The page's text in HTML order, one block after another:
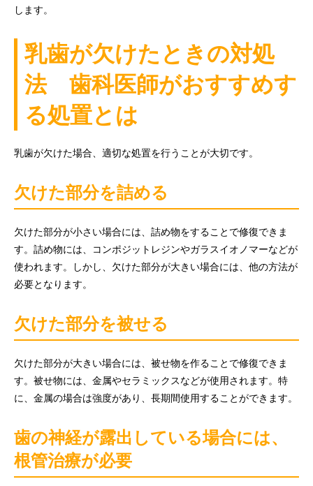
します。
乳歯が欠けたときの対処
法 歯科医師がおすすめす
る処置とは
乳歯が欠けた場合、適切な処置を行うことが大切です。
欠けた部分を詰める
欠けた部分が小さい場合には、詰め物をすることで修復できま
す。詰め物には、コンポジットレジンやガラスイオノマーなどが
使われます。しかし、欠けた部分が大きい場合には、他の方法が
必要となります。
欠けた部分を被せる
欠けた部分が大きい場合には、被せ物を作ることで修復できま
す。被せ物には、金属やセラミックスなどが使用されます。特
に、金属の場合は強度があり、長期間使用することができます。
歯の神経が露出している場合には、
根管治療が必要